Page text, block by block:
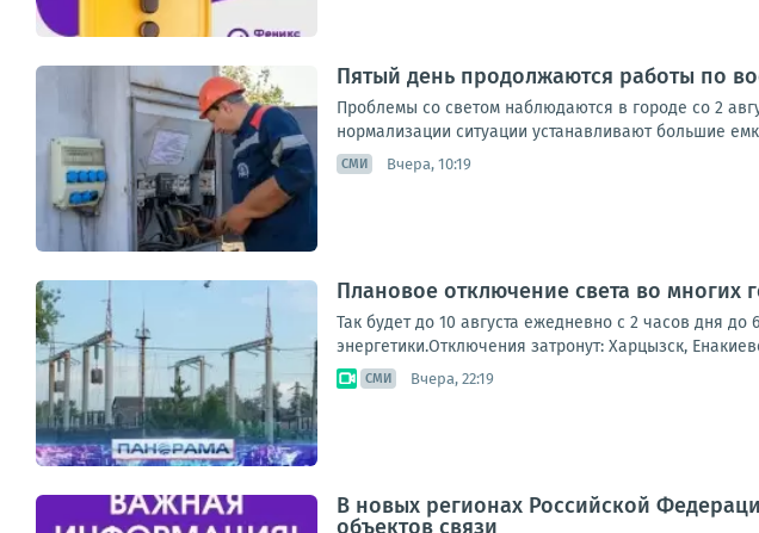
Пятый день продолжаются работы по
Проблемы со светом наблюдаются в городе со 2
нормализации ситуации устанавливают большие
СМИ Вчера, 10:19
Плановое отключение света во многих
Так будет до 10 августа ежедневно с 2 часов дня
энергетики.Отключения затронут: Харцызск,
СМИ Вчера, 22:19
В новых регионах Российской
объектов связи